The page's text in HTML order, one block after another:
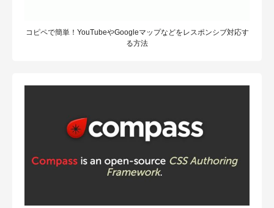
コピペで簡単！YouTubeやGoogleマップなどをレスポンシブ対応す
る方法